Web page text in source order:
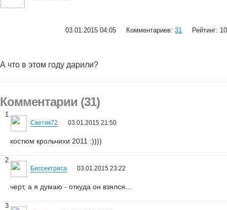
03.01.2015 04:05 Комментариев: 31 Рейтинг: 10
А что в этом году дарили?
Комментарии (31)
1
Светик72 03.01.2015 21:50
костюм крольчихи 2011 :))))
2
Биссектриса 03.01.2015 23:22
черт, а я думаю - откуда он взялся...
3